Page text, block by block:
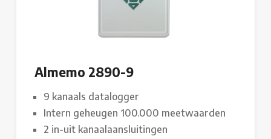
Almemo 2890-9
9 kanaals datalogger
Intern geheugen 100.000 meetwaarden
2 in-uit kanaalaansluitingen